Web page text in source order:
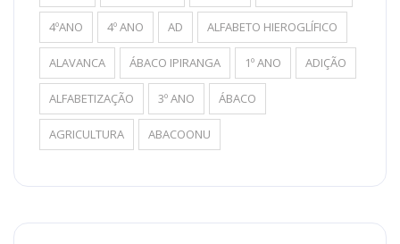
4ºANO 4º ANO AD ALFABETO HIEROGLÍFICO
ALAVANCA ÁBACO IPIRANGA 1º ANO ADIÇÃO
ALFABETIZAÇÃO 3º ANO ÁBACO
AGRICULTURA ABACOONU